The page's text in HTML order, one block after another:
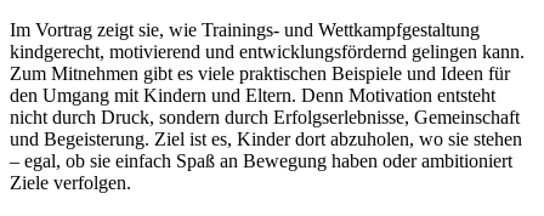
Im Vortrag zeigt sie, wie Trainings- und Wettkampfgestaltung
kindgerecht, motivierend und entwicklungsfördernd gelingen kann.
Zum Mitnehmen gibt es viele praktischen Beispiele und Ideen für
den Umgang mit Kindern und Eltern. Denn Motivation entsteht
nicht durch Druck, sondern durch Erfolgserlebnisse, Gemeinschaft
und Begeisterung. Ziel ist es, Kinder dort abzuholen, wo sie stehen
– egal, ob sie einfach Spaß an Bewegung haben oder ambitioniert
Ziele verfolgen.